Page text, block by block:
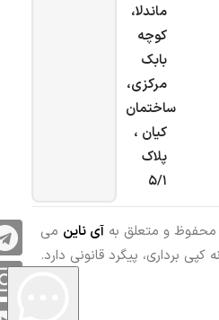
ماندلا،
کوچه
بابک
مرکزی،
ساختمان
کیان ،
پلاک
۵/۱
و متعلق به آی ناین می
کپی برداری، پیگرد قانونی دارد.